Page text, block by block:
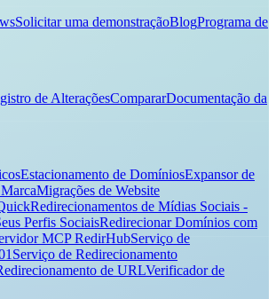
Solicitar uma demonstraçãoBlogPrograma de
de AlteraçõesCompararDocumentação da
Estacionamento de DomíniosExpansor de
Migrações de Website
Redirecionamentos de Mídias Sociais -
Perfis SociaisRedirecionar Domínios com
MCP RedirHubServiço de
Serviço de Redirecionamento
de URLVerificador de